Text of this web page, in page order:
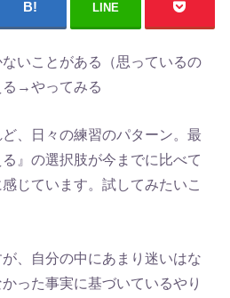
LINE
いことがある（思っているの
→やってみる
、日々の練習のパターン。最
』の選択肢が今までに比べて
じています。試してみたいこ
、自分の中にあまり迷いはな
った事実に基づいているやり